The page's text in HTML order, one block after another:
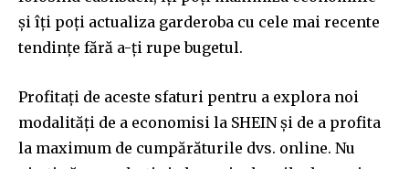
și îți poți actualiza garderoba cu cele mai recente
tendințe fără a-ți rupe bugetul.
Profitați de aceste sfaturi pentru a explora noi
modalități de a economisi la SHEIN și de a profita
la maximum de cumpărăturile dvs. online. Nu